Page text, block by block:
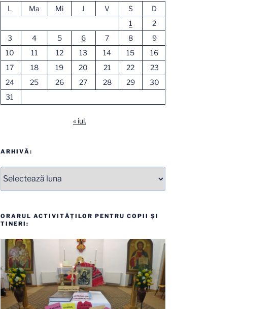
L
Ma Mi J V S
D
1
2
3
4 5 6 7 8
9
10
11 12 13 14 15
16
17
18 19 20 21 22
23
24
25 26 27 28 29
30
31
« iul.
ARHIVĂ:
ORARUL ACTIVITĂȚILOR PENTRU COPII ȘI
TINERI: